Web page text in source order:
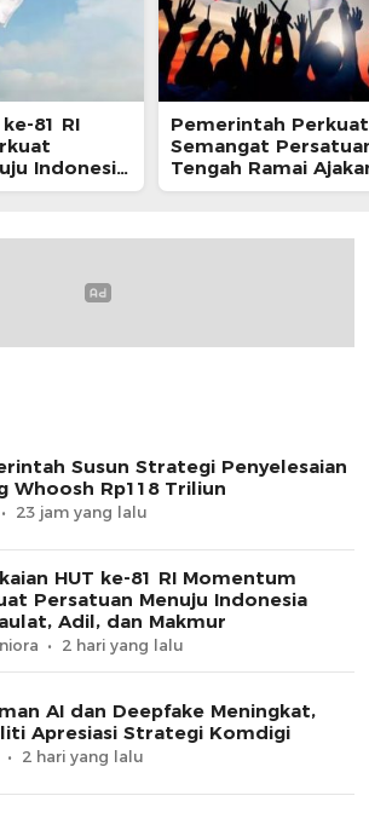
81 RI
Indonesia
dan Makmur
Pemerintah Perkuat
Semangat
Tengah Ramai
Perayaan HUT RI
Susun Strategi Penyelesaian
Whoosh Rp118 Triliun
23 jam yang lalu
HUT ke-81 RI Momentum
Persatuan Menuju Indonesia
Adil, dan Makmur
2 hari yang lalu
AI dan Deepfake Meningkat,
Apresiasi Strategi Komdigi
2 hari yang lalu